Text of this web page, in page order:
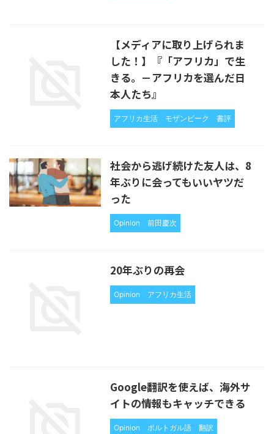
【メディアに取り上げられま
した！】『「アフリカ」で生
きる。－アフリカを選んだ日
本人たち』
アフリカ生活 モザンビーク 書評
社会から逃げ続けた友人は、8
年ぶりに会ってもいいヤツだ
った
Opinion 前田慶次
20年ぶりの再会
Opinion アフリカ生活
Google翻訳を使えば、海外サ
イトの情報もキャッチできる
Opinion ポルトガル語 翻訳